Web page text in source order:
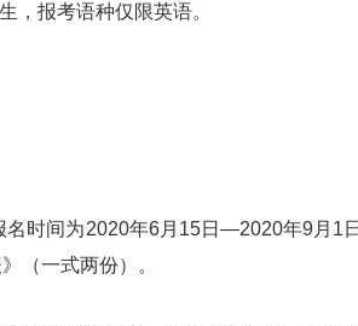
报考语种仅限英语。
时间为2020年6月15日—2020年9月1
（一式两份）。